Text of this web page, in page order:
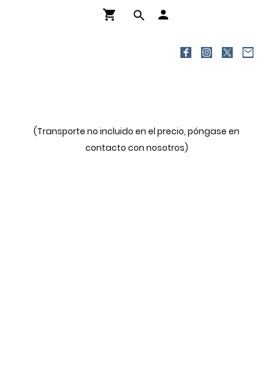
(Transporte no incluido en el precio, póngase en
contacto con nosotros)